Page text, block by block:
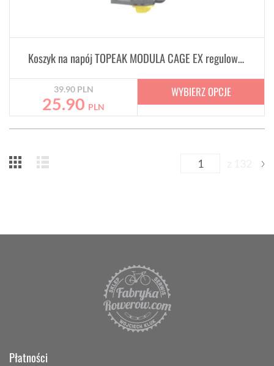
Koszyk na napój TOPEAK MODULA CAGE EX regulowany
39.90 PLN
25.90 PLN
WYBIERZ OPCJE
Płatności